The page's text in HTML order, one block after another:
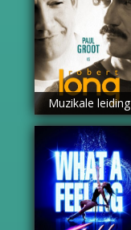
Muzikale leiding